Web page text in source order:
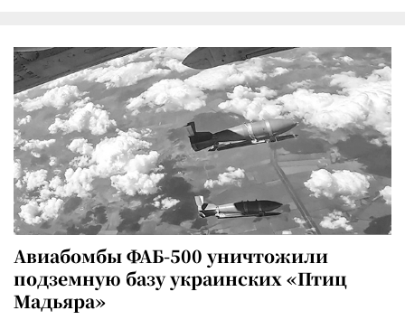
Авиабомбы ФАБ-500 уничтожили
подземную базу украинских «Птиц
Мадьяра»